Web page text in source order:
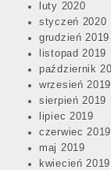
luty 2020
styczeń 2020
grudzień 2019
listopad 2019
październik
wrzesień 2019
sierpień 2019
lipiec 2019
czerwiec 2019
maj 2019
kwiecień 2019